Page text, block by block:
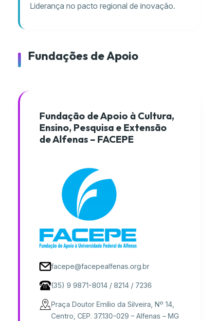
Liderança no pacto regional de inovação.
Fundações de Apoio
Fundação de Apoio à Cultura,
Ensino, Pesquisa e Extensão
de Alfenas – FACEPE
facepe@facepealfenas.org.br
(35) 9 9871-8014 / 8214 / 7236
Praça Doutor Emílio da Silveira, Nº 14,
Centro, CEP. 37.130-029 – Alfenas – MG